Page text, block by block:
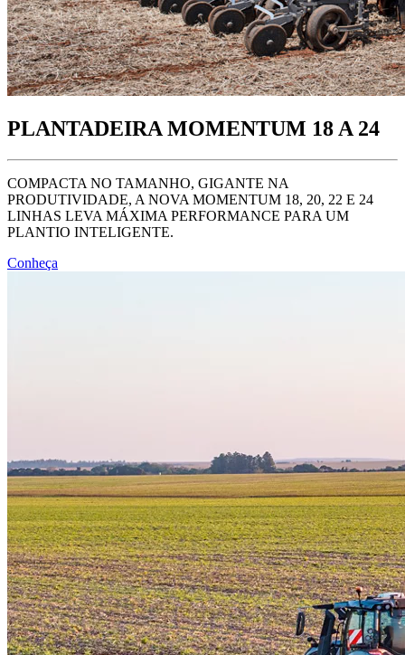
PLANTADEIRA MOMENTUM 18 A 24
COMPACTA NO TAMANHO, GIGANTE NA
PRODUTIVIDADE, A NOVA MOMENTUM 18, 20, 22 E 24
LINHAS LEVA MÁXIMA PERFORMANCE PARA UM
PLANTIO INTELIGENTE.
Conheça